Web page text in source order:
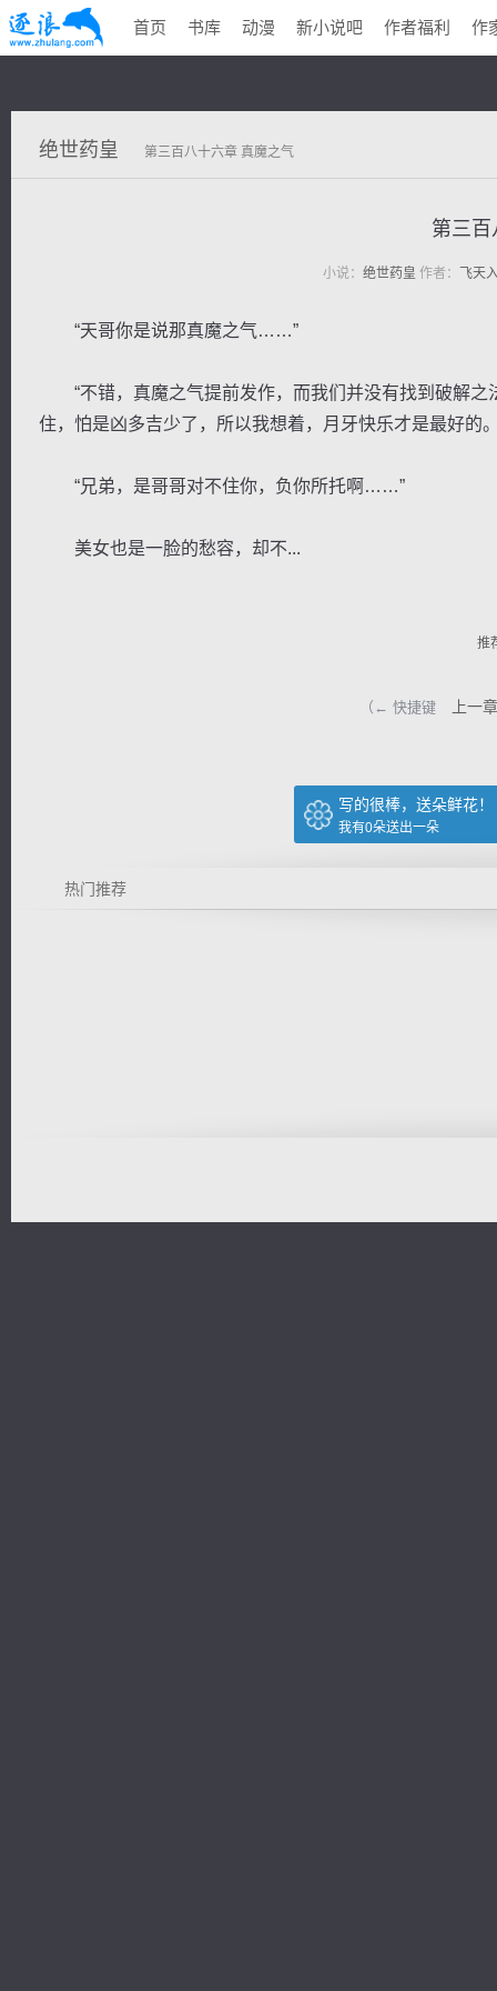
首页 书库 动漫 新小说吧 作者福利 作
绝世药皇 第三百八十六章 真魔之气
第三百
小说： 绝世药皇 作者： 飞天
“天哥你是说那真魔之气……”
“不错，真魔之气提前发作，而我们并没有找到破解之
住，怕是凶多吉少了，所以我想着，月牙快乐才是最好的
“兄弟，是哥哥对不住你，负你所托啊……”
美女也是一脸的愁容，却不...
推
（← 快捷键 上一章
写的很棒，送朵鲜花！
我有0朵送出一朵
热门推荐